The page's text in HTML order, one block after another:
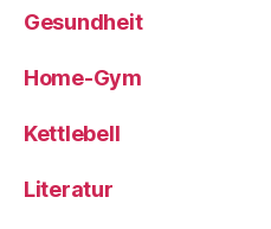
Gesundheit
Home-Gym
Kettlebell
Literatur